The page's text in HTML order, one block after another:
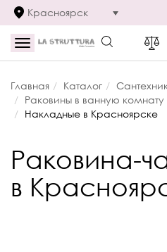
Красноярск
Toggle
navigation
Главная Каталог
Раковины в ванную
Накладные в Красноярске
Раковина-
в